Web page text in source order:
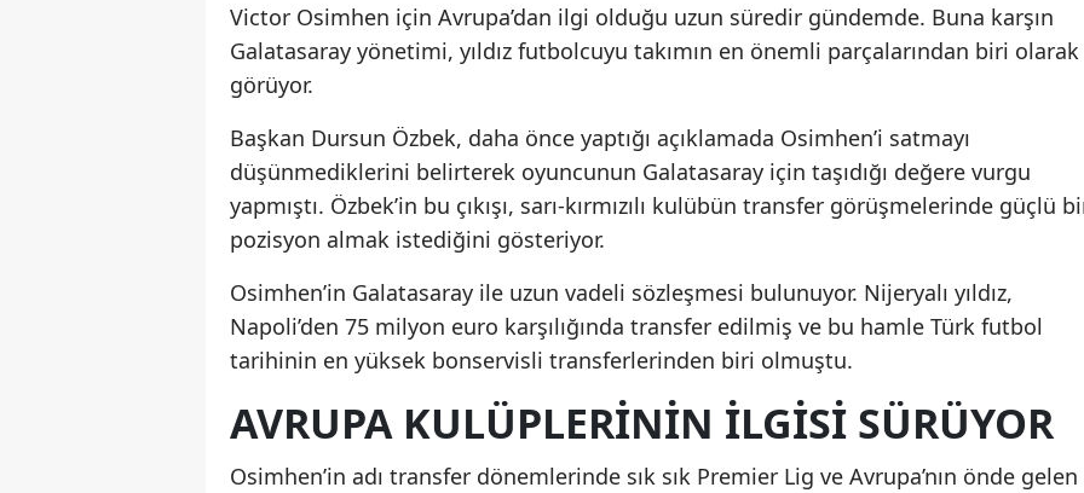
Victor Osimhen için Avrupa’dan ilgi olduğu uzun süredir gündemde. Buna karşın
Galatasaray yönetimi, yıldız futbolcuyu takımın en önemli parçalarından biri olarak
görüyor.
Başkan Dursun Özbek, daha önce yaptığı açıklamada Osimhen’i satmayı
düşünmediklerini belirterek oyuncunun Galatasaray için taşıdığı değere vurgu
yapmıştı. Özbek’in bu çıkışı, sarı-kırmızılı kulübün transfer görüşmelerinde güçlü
pozisyon almak istediğini gösteriyor.
Osimhen’in Galatasaray ile uzun vadeli sözleşmesi bulunuyor. Nijeryalı yıldız,
Napoli’den 75 milyon euro karşılığında transfer edilmiş ve bu hamle Türk futbol
tarihinin en yüksek bonservisli transferlerinden biri olmuştu.
AVRUPA KULÜPLERININ ILGISI SÜRÜYOR
Osimhen’in adı transfer dönemlerinde sık sık Premier Lig ve Avrupa’nın önde gelen